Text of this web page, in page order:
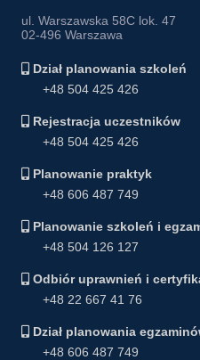
ul. Warszawska 58C lok. 47
02-496 Warszawa
Dział planowania szkoleń
+48 504 425 426
Rejestracja uczestników
+48 504 425 426
Planowanie praktyk
+48 606 487 749
Planowanie szkoleń i
+48 504 126 127
Odbiór uprawnień i
+48 22 667 41 76
Dział planowania
+48 606 487 749